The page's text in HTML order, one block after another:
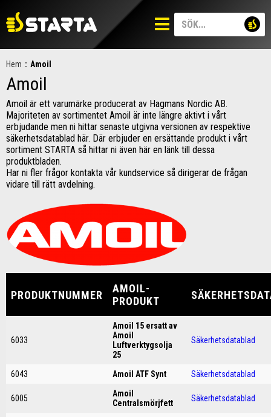
Hem : Amoil
Amoil
Amoil är ett varumärke producerat av Hagmans Nordic AB.
Majoriteten av sortimentet Amoil är inte längre aktivt i vårt
erbjudande men ni hittar senaste utgivna versionen av respektive
säkerhetsdatablad här. Där erbjuder en ersättande produkt i vårt
sortiment STARTA så hittar ni även här en länk till dessa
produktbladen.
Har ni fler frågor kontakta vår kundservice så dirigerar de frågan
vidare till rätt avdelning.
PRODUKTNUMMER
AMOIL-
PRODUKT
6033
Amoil 15 ersatt av
Amoil
Luftverktygsolja
25
Säkerhetsdatablad
6043 Amoil ATF Synt Säkerhetsdatablad
6005
Amoil
Centralsmörjfett
Säkerhetsdatablad